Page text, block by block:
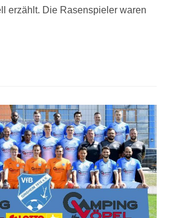
erzählt. Die Rasenspieler waren